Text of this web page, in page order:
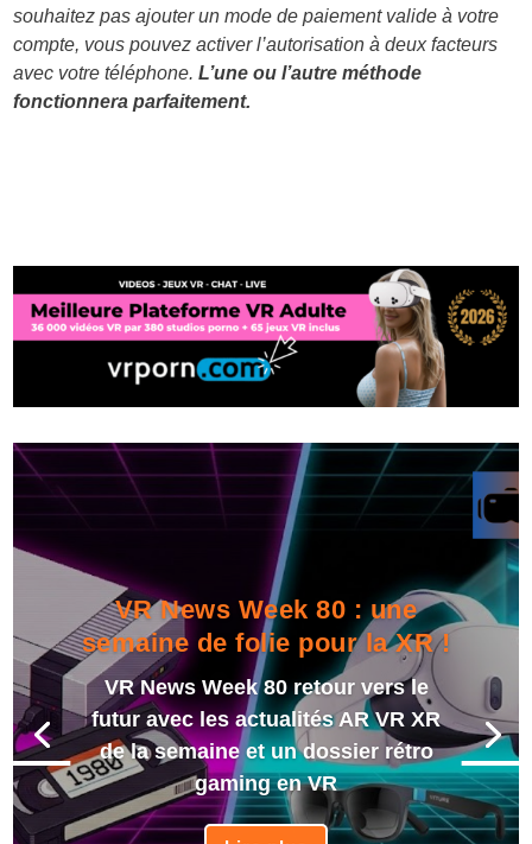
souhaitez pas ajouter un mode de paiement valide à votre
compte, vous pouvez activer l’autorisation à deux facteurs
avec votre téléphone.L’une ou l’autre méthode
fonctionnera parfaitement.
VR News Week 80 : une
semaine de folie pour la XR !
VR News Week 80 retour vers le
futur avec les actualités AR VR XR
de la semaine et un dossier rétro
gaming en VR